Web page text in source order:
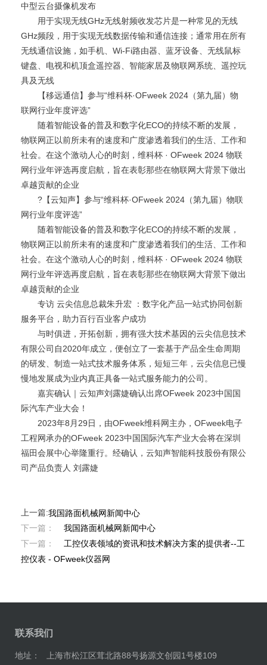
中型云台摄像机发布
用于实现无线GHz无线射频收发芯片是一种常见的无线
GHz频段，用于实现无线数据传输和通信连接；通常用在所有
无线通信设施，如手机、Wi-Fi路由器、蓝牙设备、无线鼠标
键盘、电视和机顶盒遥控器、智能家居及物联网系统、遥控玩
具及无线
【移远通信】参与“维科杯·OFweek 2024（第九届）物
联网行业年度评选”
随着智能设备的普及和数字化ECO的持续不断的发展，
物联网正以前所未有的速度和广度渗透着我们的生活、工作和
社会。在这个激动人心的时刻，维科杯 · OFweek 2024 物联
网行业年评选再度启航，旨在表彰那些在物联网大背景下做出
卓越贡献的企业
?【云知声】参与“维科杯·OFweek 2024（第九届）物联
网行业年度评选”
随着智能设备的普及和数字化ECO的持续不断的发展，
物联网正以前所未有的速度和广度渗透着我们的生活、工作和
社会。在这个激动人心的时刻，维科杯 · OFweek 2024 物联
网行业年评选再度启航，旨在表彰那些在物联网大背景下做出
卓越贡献的企业
专访 云尖信息总裁朱升宏 ：数字化产品一站式协同创新
服务平台，助力百行百业客户成功
与时俱进，开拓创新，拥有强大技术基因的云尖信息技术
有限公司自2020年成立，便创立了一套基于产品全生命周期
的研发、制造一站式技术服务体系，短短三年，云尖信息已慢
慢地发展成为业内真正具备一站式服务能力的公司。
嘉宾确认｜云知声刘露婕确认出席OFweek 2023中国国
际汽车产业大会！
2023年8月29日，由OFweek维科网主办，OFweek电子
工程网承办的OFweek 2023中国国际汽车产业大会将在深圳
福田会展中心举隆重行。经确认，云知声智能科技股份有限公
司产品负责人 刘露婕
上一篇:我国路面机械网新闻中心
下一篇：
我国路面机械网新闻中心
下一篇：
工控仪表领域的资讯和技术解决方案的提供者--工
控仪表 - OFweek仪器网
联系我们
地址： 上海市松江区茸北路88号扬源文创园1号楼109